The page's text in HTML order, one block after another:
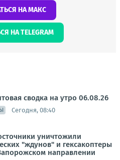
НА МАКС
НА TELEGRAM
сводка на утро 06.08.26
Сегодня, 08:40
уничтожили
"ждунов" и гексакоптеры
направлении